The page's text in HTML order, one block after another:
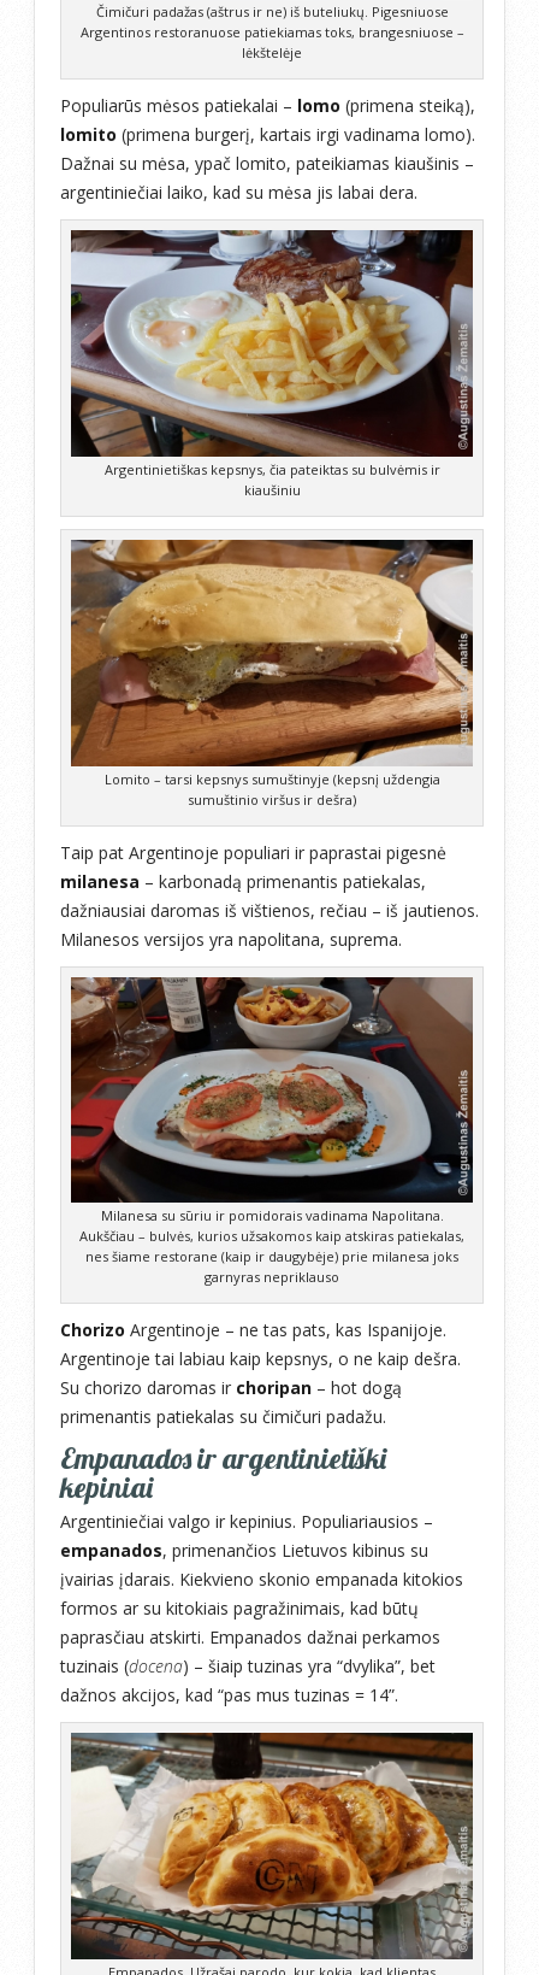
Čimičuri padažas (aštrus ir ne) iš buteliukų. Pigesniuose
Argentinos restoranuose patiekiamas toks, brangesniuose –
lėkštelėje
Populiarūs mėsos patiekalai – lomo (primena steiką),
lomito (primena burgerį, kartais irgi vadinama lomo).
Dažnai su mėsa, ypač lomito, pateikiamas kiaušinis –
argentiniečiai laiko, kad su mėsa jis labai dera.
Argentinietiškas kepsnys, čia pateiktas su bulvėmis ir
kiaušiniu
Lomito – tarsi kepsnys sumuštinyje (kepsnį uždengia
sumuštinio viršus ir dešra)
Taip pat Argentinoje populiari ir paprastai pigesnė
milanesa – karbonadą primenantis patiekalas,
dažniausiai daromas iš vištienos, rečiau – iš jautienos.
Milanesos versijos yra napolitana, suprema.
Milanesa su sūriu ir pomidorais vadinama Napolitana.
Aukščiau – bulvės, kurios užsakomos kaip atskiras patiekalas,
nes šiame restorane (kaip ir daugybėje) prie milanesa joks
garnyras nepriklauso
Chorizo Argentinoje – ne tas pats, kas Ispanijoje.
Argentinoje tai labiau kaip kepsnys, o ne kaip dešra.
Su chorizo daromas ir choripan – hot dogą
primenantis patiekalas su čimičuri padažu.
Empanados ir argentinietiški
kepiniai
Argentiniečiai valgo ir kepinius. Populiariausios –
empanados, primenančios Lietuvos kibinus su
įvairias įdarais. Kiekvieno skonio empanada kitokios
formos ar su kitokiais pagražinimais, kad būtų
paprasčiau atskirti. Empanados dažnai perkamos
tuzinais (docena) – šiaip tuzinas yra “dvylika”, bet
dažnos akcijos, kad “pas mus tuzinas = 14”.